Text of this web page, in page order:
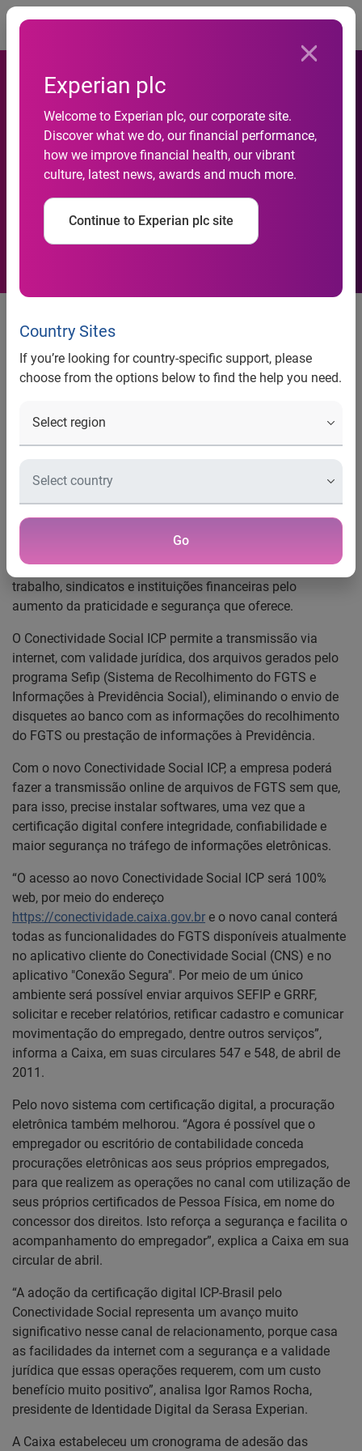
Experian plc
Welcome to Experian plc, our corporate site.
Discover what we do, our financial performance,
how we improve financial health, our vibrant
culture, latest news, awards and much more.
Continue to Experian plc site
Country Sites
If you’re looking for country-specific support, please
choose from the options below to find the help you need.
Go
Certificação Digital tornará
mais prático o uso do
Conectividade Social da
Caixa
Certificação Digital tornará mais
prático o uso do Conectividade
Social da Caixa
Entrou em vigor neste mês de maio o Conectividade Social
ICP. Significa que os empregadores que realizam
utilizando o Conectividade Social, um canal de
relacionamento desenvolvido pela Caixa, passam a fazer o
acesso utilizando a certificação digital padrão ICP-Brasil. A
novidade vai proporcionar muitos benefícios para
empresas, contabilistas, prefeituras, delegacias do
trabalho, sindicatos e instituições financeiras pelo
aumento da praticidade e segurança que oferece.
O Conectividade Social ICP permite a transmissão via
internet, com validade jurídica, dos arquivos gerados pelo
programa Sefip (Sistema de Recolhimento do FGTS e
Informações à Previdência Social), eliminando o envio de
disquetes ao banco com as informações do recolhimento
do FGTS ou prestação de informações à Previdência.
Com o novo Conectividade Social ICP, a empresa poderá
fazer a transmissão online de arquivos de FGTS sem que,
para isso, precise instalar softwares, uma vez que a
certificação digital confere integridade, confiabilidade e
maior segurança no tráfego de informações eletrônicas.
“O acesso ao novo Conectividade Social ICP será 100%
web, por meio do endereço
https://conectividade.caixa.gov.br e o novo canal conterá
todas as funcionalidades do FGTS disponíveis atualmente
no aplicativo cliente do Conectividade Social (CNS) e no
aplicativo "Conexão Segura". Por meio de um único
ambiente será possível enviar arquivos SEFIP e GRRF,
solicitar e receber relatórios, retificar cadastro e comunicar
movimentação do empregado, dentre outros serviços”,
informa a Caixa, em suas circulares 547 e 548, de abril de
2011.
Pelo novo sistema com certificação digital, a procuração
eletrônica também melhorou. “Agora é possível que o
empregador ou escritório de contabilidade conceda
procurações eletrônicas aos seus próprios empregados,
para que realizem as operações no canal com utilização de
seus próprios certificados de Pessoa Física, em nome do
concessor dos direitos. Isto reforça a segurança e facilita o
acompanhamento do empregador”, explica a Caixa em sua
circular de abril.
“A adoção da certificação digital ICP-Brasil pelo
Conectividade Social representa um avanço muito
significativo nesse canal de relacionamento, porque casa
as facilidades da internet com a segurança e a validade
jurídica que essas operações requerem, com um custo
benefício muito positivo”, analisa Igor Ramos Rocha,
presidente de Identidade Digital da Serasa Experian.
A Caixa estabeleceu um cronograma de adesão das